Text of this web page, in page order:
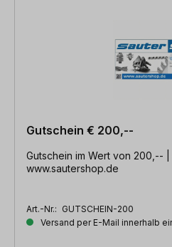
Gutschein € 200,--
Gutschein im Wert von 200,--
www.sautershop.de
Art.-Nr.: GUTSCHEIN-200
Versand per E-Mail innerhalb